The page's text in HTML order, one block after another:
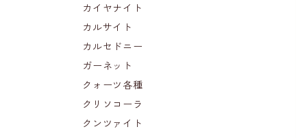
カイヤナイト
カルサイト
カルセドニー
ガーネット
クォーツ各種
クリソコーラ
クンツァイト